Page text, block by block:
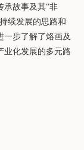
承故事及其“非
续发展的思路和
一步了解了烙画及
业化发展的多元路